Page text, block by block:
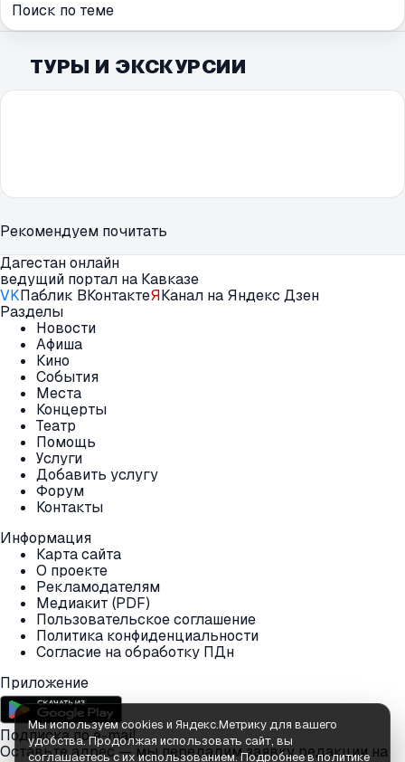
Поиск по теме
ТУРЫ И ЭКСКУРСИИ
Рекомендуем почитать
Дагестан онлайн
ведущий портал на Кавказе
VKПаблик ВКонтактеЯКанал на Яндекс Дзен
Разделы
Новости
Афиша
Кино
События
Места
Концерты
Театр
Помощь
Услуги
Добавить услугу
Форум
Контакты
Информация
Карта сайта
О проекте
Рекламодателям
Медиакит (PDF)
Пользовательское соглашение
Политика конфиденциальности
Согласие на обработку ПДн
Приложение
Подписка по e-mail
Оставьте адрес — мы передадим заявку редакции на
Мы используем cookies и Яндекс.Метрику для вашего
удобства. Продолжая использовать сайт, вы
соглашаетесь с их использованием.Подробнее в политике